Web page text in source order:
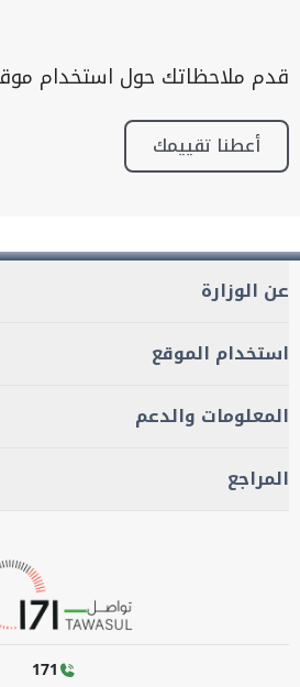
قدم ملاحظاتك حول استخدام
أعطنا تقييمك
عن الوزارة
استخدام الموقع
المعلومات والدعم
المراجع
171